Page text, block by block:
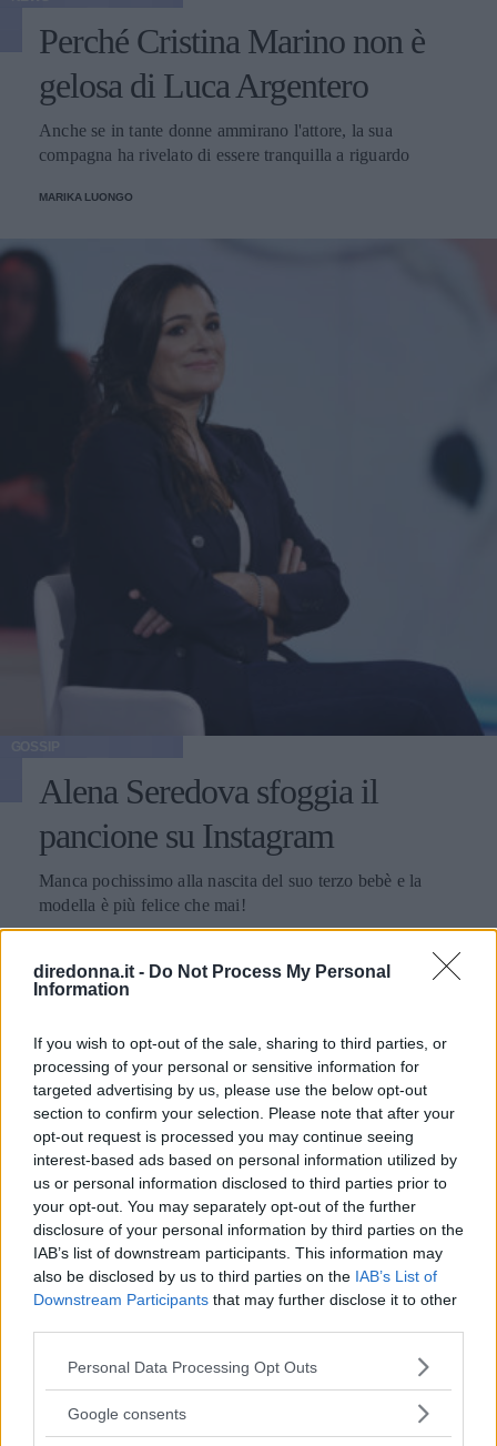
diredonna.it - Do Not Process My Personal
Information
If you wish to opt-out of the sale, sharing to third parties, or
processing of your personal or sensitive information for
targeted advertising by us, please use the below opt-out
section to confirm your selection. Please note that after your
opt-out request is processed you may continue seeing
interest-based ads based on personal information utilized by
us or personal information disclosed to third parties prior to
your opt-out. You may separately opt-out of the further
disclosure of your personal information by third parties on the
IAB’s list of downstream participants. This information may
also be disclosed by us to third parties on the IAB’s List of
Downstream Participants that may further disclose it to other
Please note that this website/app uses one or more Google
not limited to your visit or usage behaviour. You may click to
Personal Data Processing Opt Outs
Google consents
Perché Cristina Marino non è
gelosa di Luca Argentero
Anche se in tante donne ammirano l'attore, la sua
compagna ha rivelato di essere tranquilla a riguardo
MARIKA LUONGO
Alena Seredova sfoggia il
pancione su Instagram
Manca pochissimo alla nascita del suo terzo bebè e la
modella è più felice che mai!